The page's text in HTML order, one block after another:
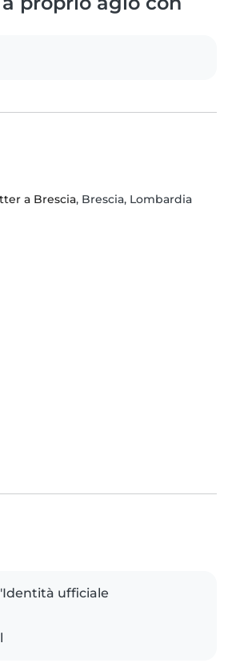
a Brescia, Brescia, Lombardia
ufficiale